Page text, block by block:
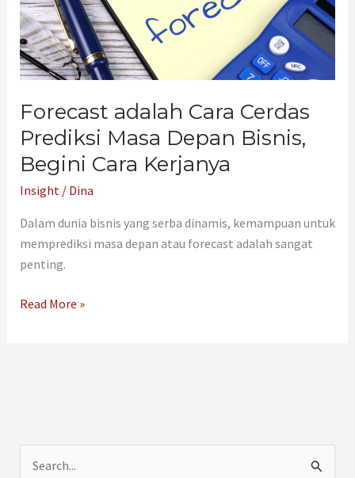
Forecast adalah Cara Cerdas
Prediksi Masa Depan Bisnis,
Begini Cara Kerjanya
Insight/ Dina
Dalam dunia bisnis yang serba dinamis, kemampuan untuk
memprediksi masa depan atau forecast adalah sangat
penting.
Depan
Bisnis,
Begini
Cara
Read More »